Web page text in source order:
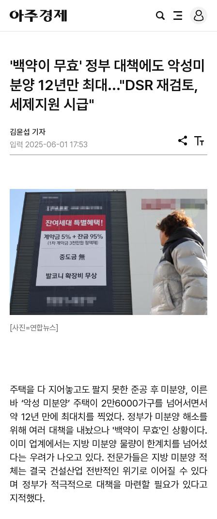
아
주
경
검
전
로
그
'백약이 무효' 정부 대책에도 악성미
분양 12년만 최대..."DSR 재검토,
세제지원 시급"
김윤섭 기자
입력 2025-06-01 17:53
공
유
텍
스
[사진=연합뉴스]
주택을 다 지어놓고도 팔지 못한 준공 후 미분양, 이른
바 ‘악성 미분양’ 주택이 2만6000가구를 넘어서면서
약 12년 만에 최대치를 찍었다. 정부가 미분양 해소를
위해 여러 대책을 내놨으나 '백약이 무효'인 상황이다.
이미 업계에서는 지방 미분양 물량이 한계치를 넘어섰
다는 우려가 나오고 있다. 전문가들은 지방 미분양 적
체는 결국 건설산업 전반적인 위기로 이어질 수 있다
며 정부가 적극적으로 대책을 마련할 필요가 있다고
지적했다.